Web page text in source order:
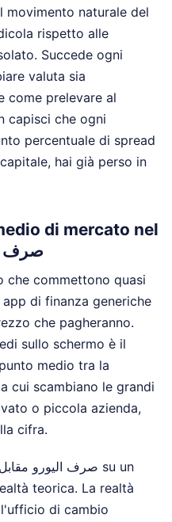
movimento naturale del
rispetto alle
Succede ogni
valuta sia
come prelevare al
capisci che ogni
percentuale di spread
hai già perso in
di mercato nel
صرف
che commettono quasi
di finanza generiche
che pagheranno.
sullo schermo è il
medio tra la
cui scambiano le grandi
o piccola azienda,
cifra.
teorica. La realtà
di cambio